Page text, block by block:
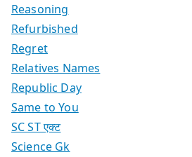
Reasoning
Refurbished
Regret
Relatives Names
Republic Day
Same to You
SC ST एक्ट
Science Gk